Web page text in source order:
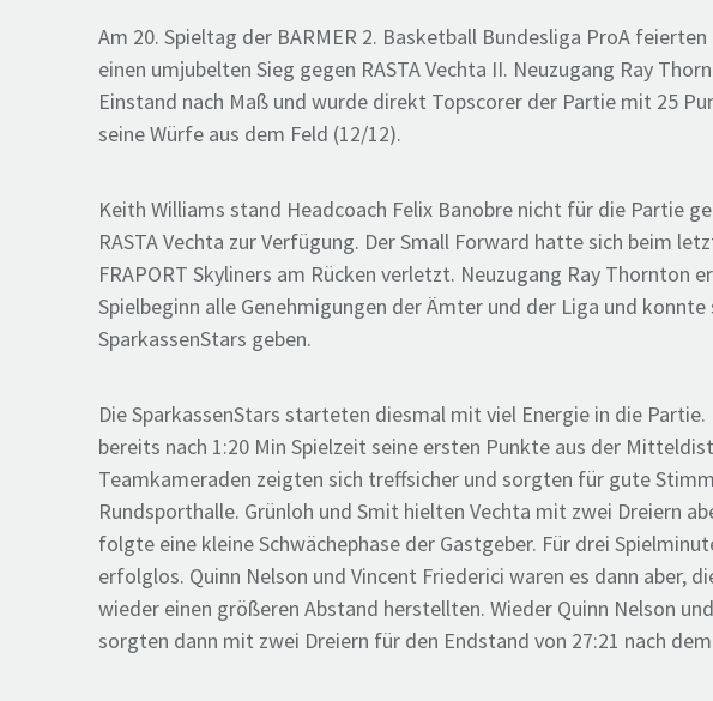
Am 20. Spieltag der BARMER 2. Basketball Bundesliga ProA
einen umjubelten Sieg gegen RASTA Vechta II. Neuzugang Ray
Einstand nach Maß und wurde direkt Topscorer der Partie mit 25
seine Würfe aus dem Feld (12/12).
Keith Williams stand Headcoach Felix Banobre nicht für die Partie
RASTA Vechta zur Verfügung. Der Small Forward hatte sich beim
FRAPORT Skyliners am Rücken verletzt. Neuzugang Ray Thornton
Spielbeginn alle Genehmigungen der Ämter und der Liga und
SparkassenStars geben.
Die SparkassenStars starteten diesmal mit viel Energie in die
bereits nach 1:20 Min Spielzeit seine ersten Punkte aus der
Teamkameraden zeigten sich treffsicher und sorgten für gute
Rundsporthalle. Grünloh und Smit hielten Vechta mit zwei Dreiern
folgte eine kleine Schwächephase der Gastgeber. Für drei
erfolglos. Quinn Nelson und Vincent Friederici waren es dann aber,
wieder einen größeren Abstand herstellten. Wieder Quinn Nelson
sorgten dann mit zwei Dreiern für den Endstand von 27:21 nach